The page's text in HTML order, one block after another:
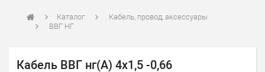
Каталог
Кабель, провод, аксессуары
ВВГ НГ
Кабель ВВГ нг(А) 4х1,5 -0,66